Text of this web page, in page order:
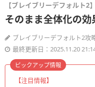
【ブレイブリーデフォルト2】
そのまま全体化の効
ブレイブリーデフォルト2攻
最終更新日：2025.11.20
【注目情報】
ピックアップ情報